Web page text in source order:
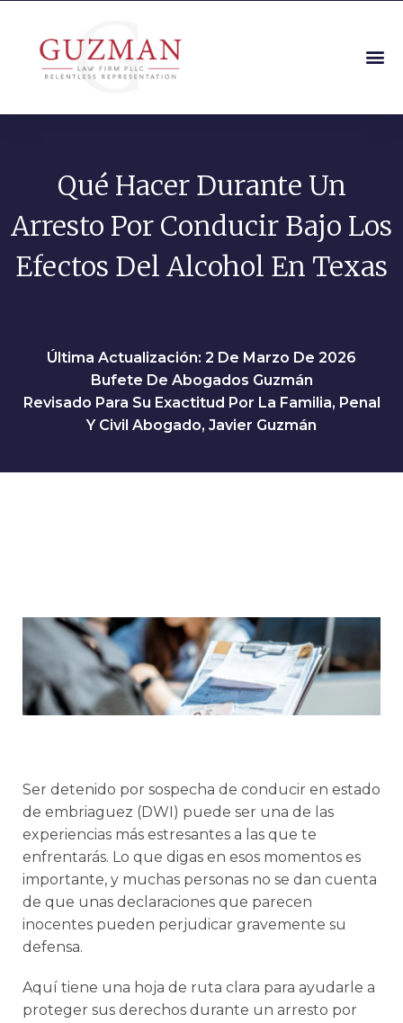
Qué Hacer Durante Un
Arresto Por Conducir Bajo Los
Efectos Del Alcohol En Texas
Última Actualización: 2 De Marzo De 2026
Bufete De Abogados Guzmán
Revisado Para Su Exactitud Por La Familia, Penal
Y Civil Abogado, Javier Guzmán
Ser detenido por sospecha de conducir en estado
de embriaguez (DWI) puede ser una de las
experiencias más estresantes a las que te
enfrentarás. Lo que digas en esos momentos es
importante, y muchas personas no se dan cuenta
de que unas declaraciones que parecen
inocentes pueden perjudicar gravemente su
defensa.
Aquí tiene una hoja de ruta clara para ayudarle a
proteger sus derechos durante un arresto por